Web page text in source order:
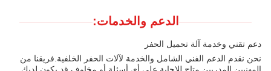
الدعم والخدمات:
دعم تقني وخدمة آلة تحميل الحفر
نحن نقدم الدعم الفني الشامل والخدمة لآلات الحفر الخلفية.فريقنا من